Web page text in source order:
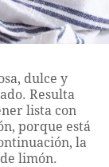
dulce y
Resulta
lista con
porque está
la
limón.